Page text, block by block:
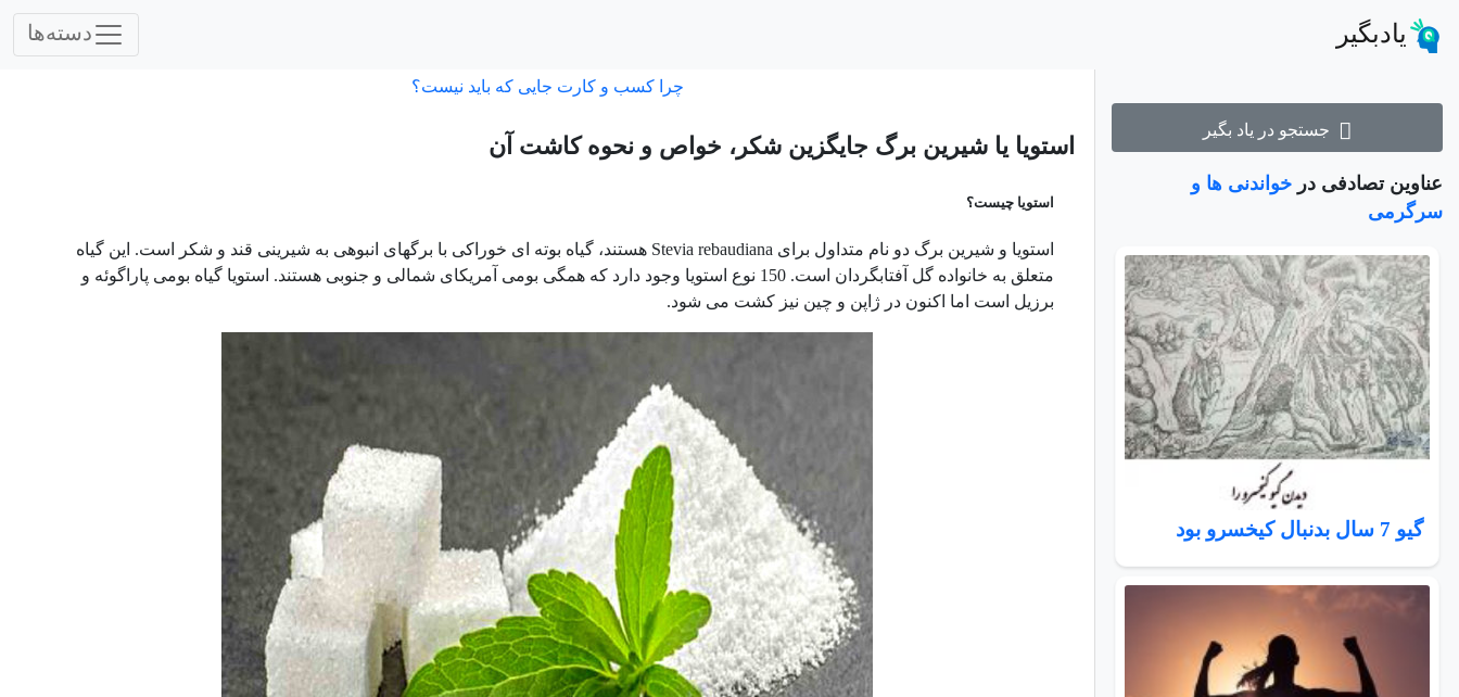
یادبگیر دسته‌ها
جستجو در یاد بگیر
عناوین تصادفی در خواندنی ها و
سرگرمی
گیو 7 سال بدنبال کیخسرو بود
چرا کسب و کارت جایی که باید نیست؟
استویا یا شیرین برگ جایگزین شکر، خواص و نحوه کاشت آن
استویا چیست؟
استویا و شیرین برگ دو نام متداول برای Stevia rebaudiana هستند، گیاه بوته ای خوراکی با برگهای انبوهی به شیرینی قند و شکر است. این گیاه
متعلق به خانواده گل آفتابگردان است. 150 نوع استویا وجود دارد که همگی بومی آمریکای شمالی و جنوبی هستند. استویا گیاه بومی پاراگوئه و
برزیل است اما اکنون در ژاپن و چین نیز کشت می شود.